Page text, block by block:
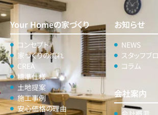
Your Homeの家づくり
コンセプト
家づくりの流れ
CREA
標準仕様
土地提案
施工事例
安心価格の理由
お知らせ
NEWS
スタッフブ
コラム
会社案内